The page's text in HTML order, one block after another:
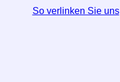
So verlinken Sie uns